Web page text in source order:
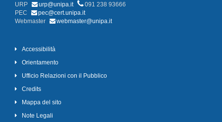
URP
urp@unipa.it
091 238 93666
PEC
pec@cert.unipa.it
Webmaster
webmaster@unipa.it
Accessibilità
Orientamento
Ufficio Relazioni con il Pubblico
Credits
Mappa del sito
Note Legali